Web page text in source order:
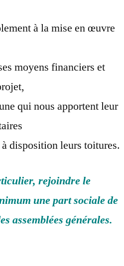
à la mise en œuvre
moyens financiers et
qui nous apportent leur
disposition leurs toitures.
rejoindre le
une part sociale de
assemblées générales.